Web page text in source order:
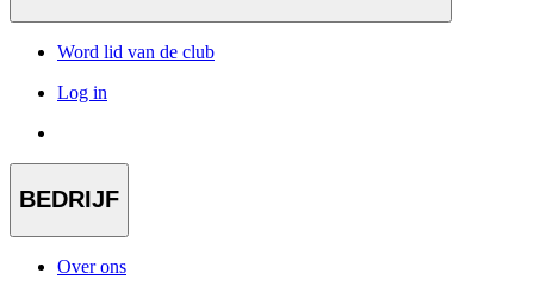
Word lid van de club
Log in
BEDRIJF
Over ons